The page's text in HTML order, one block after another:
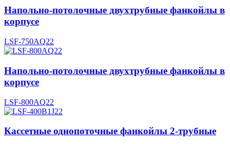
Напольно-потолочные двухтрубные фанкойлы в
корпусе
LSF-750AQ22
Напольно-потолочные двухтрубные фанкойлы в
корпусе
LSF-800AQ22
Кассетные однопоточные фанкойлы 2-трубные